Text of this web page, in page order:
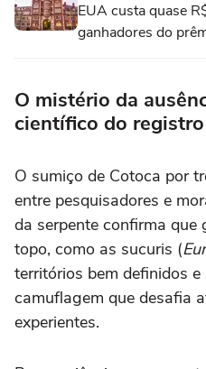
EUA custa quase
ganhadores do
O mistério da
científico do registro
O sumiço de Cotoca por
entre pesquisadores e
da serpente confirma que
topo, como as sucuris (
territórios bem definidos
camuflagem que desafia
experientes.